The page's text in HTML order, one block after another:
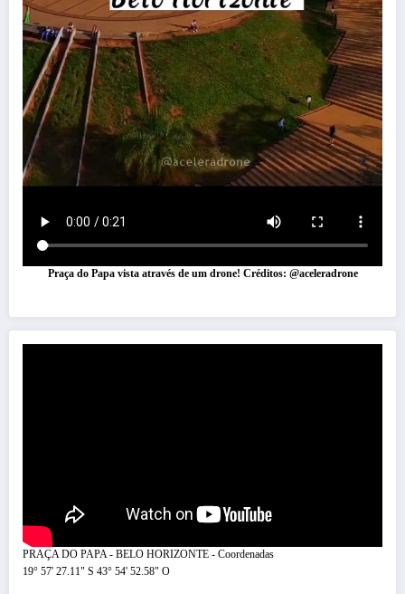
Praça do Papa vista através de um drone! Créditos: @aceleradrone
PRAÇA DO PAPA - BELO HORIZONTE - Coordenadas
19° 57' 27.11" S 43° 54' 52.58" O